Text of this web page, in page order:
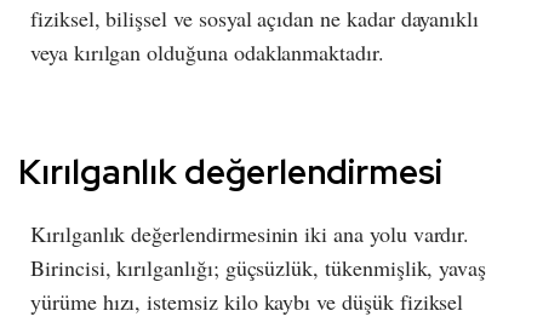
fiziksel, bilişsel ve sosyal açıdan ne kadar dayanıklı
veya kırılgan olduğuna odaklanmaktadır.
Kırılganlık değerlendirmesi
Kırılganlık değerlendirmesinin iki ana yolu vardır.
Birincisi, kırılganlığı; güçsüzlük, tükenmişlik, yavaş
yürüme hızı, istemsiz kilo kaybı ve düşük fiziksel